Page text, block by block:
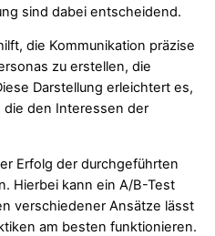
sind dabei entscheidend.
die Kommunikation präzise
zu erstellen, die
Darstellung erleichtert es,
die den Interessen der
Erfolg der durchgeführten
Hierbei kann ein A/B-Test
verschiedener Ansätze lässt
am besten funktionieren.